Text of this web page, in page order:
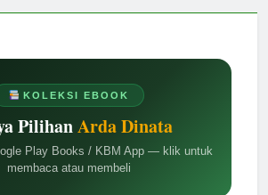
KOLEKSI EBOOK
PilihanArda Dinata
Play Books / KBM App — klik untuk
membaca atau membeli